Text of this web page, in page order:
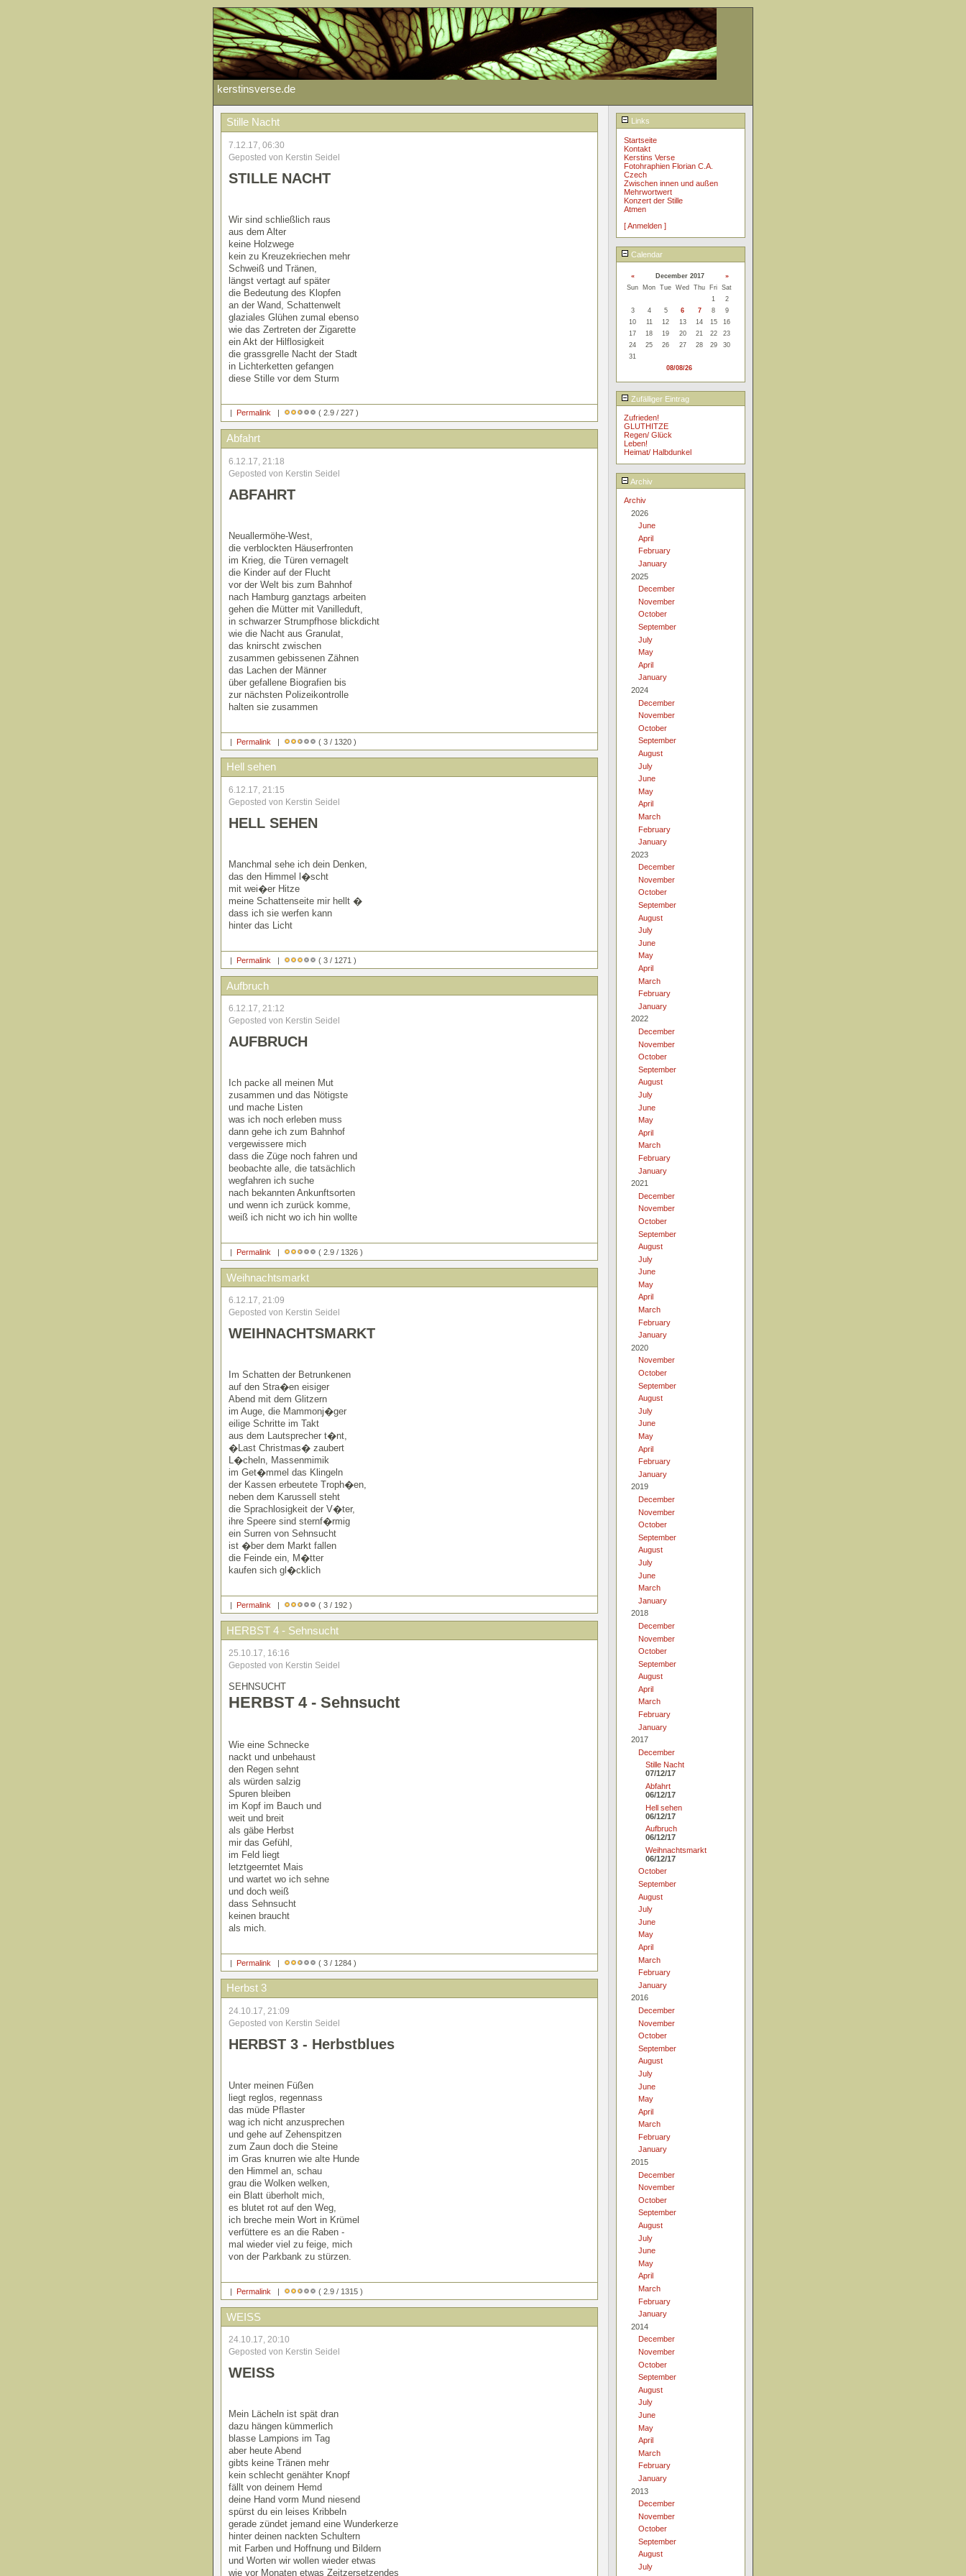
kerstinsverse.de
Links
Startseite
Kontakt
Kerstins Verse
Fotohraphien Florian C.A.
Czech
Zwischen innen und außen
Mehrwortwert
Konzert der Stille
Atmen
[ Anmelden ]
Calendar
« December 2017
»
Sun
Mon Tue Wed Thu Fri Sat
1
2
3
4 5 6 7 8
9
10
11 12 13 14 15
16
17
18 19 20 21 22
23
24
25 26 27 28 29
30
31
08/08/26
Zufälliger Eintrag
Zufrieden!
GLUTHITZE
Regen/ Glück
Leben!
Heimat/ Halbdunkel
Archiv
Archiv
2026
June
April
February
January
2025
December
November
October
September
July
May
April
January
2024
December
November
October
September
August
July
June
May
April
March
February
January
2023
December
November
October
September
August
July
June
May
April
March
February
January
2022
December
November
October
September
August
July
June
May
April
March
February
January
2021
December
November
October
September
August
July
June
May
April
March
February
January
2020
November
October
September
August
July
June
May
April
February
January
2019
December
November
October
September
August
July
June
March
January
2018
December
November
October
September
August
April
March
February
January
2017
December
Stille Nacht
07/12/17
Abfahrt
06/12/17
Hell sehen
06/12/17
Aufbruch
06/12/17
Weihnachtsmarkt
06/12/17
October
September
August
July
June
May
April
March
February
January
2016
December
November
October
September
August
July
June
May
April
March
February
January
2015
December
November
October
September
August
July
June
May
April
March
February
January
2014
December
November
October
September
August
July
June
May
April
March
February
January
2013
December
November
October
September
August
July
Stille Nacht
7.12.17, 06:30
Geposted von Kerstin Seidel
STILLE NACHT
Wir sind schließlich raus
aus dem Alter
keine Holzwege
kein zu Kreuzekriechen mehr
Schweiß und Tränen,
längst vertagt auf später
die Bedeutung des Klopfen
an der Wand, Schattenwelt
glaziales Glühen zumal ebenso
wie das Zertreten der Zigarette
ein Akt der Hilflosigkeit
die grassgrelle Nacht der Stadt
in Lichterketten gefangen
diese Stille vor dem Sturm
Permalink| ( 2.9 / 227 )
Abfahrt
6.12.17, 21:18
Geposted von Kerstin Seidel
ABFAHRT
Neuallermöhe-West,
die verblockten Häuserfronten
im Krieg, die Türen vernagelt
die Kinder auf der Flucht
vor der Welt bis zum Bahnhof
nach Hamburg ganztags arbeiten
gehen die Mütter mit Vanilleduft,
in schwarzer Strumpfhose blickdicht
wie die Nacht aus Granulat,
das knirscht zwischen
zusammen gebissenen Zähnen
das Lachen der Männer
über gefallene Biografien bis
zur nächsten Polizeikontrolle
halten sie zusammen
| Permalink | ( 3 / 1320 )
Hell sehen
6.12.17, 21:15
Geposted von Kerstin Seidel
HELL SEHEN
Manchmal sehe ich dein Denken,
das den Himmel l�scht
mit wei�er Hitze
meine Schattenseite mir hellt �
dass ich sie werfen kann
hinter das Licht
| Permalink | ( 3 / 1271 )
Aufbruch
6.12.17, 21:12
Geposted von Kerstin Seidel
AUFBRUCH
Ich packe all meinen Mut
zusammen und das Nötigste
und mache Listen
was ich noch erleben muss
dann gehe ich zum Bahnhof
vergewissere mich
dass die Züge noch fahren und
beobachte alle, die tatsächlich
wegfahren ich suche
nach bekannten Ankunftsorten
und wenn ich zurück komme,
weiß ich nicht wo ich hin wollte
| Permalink | ( 2.9 / 1326 )
Weihnachtsmarkt
6.12.17, 21:09
Geposted von Kerstin Seidel
WEIHNACHTSMARKT
Im Schatten der Betrunkenen
auf den Stra�en eisiger
Abend mit dem Glitzern
im Auge, die Mammonj�ger
eilige Schritte im Takt
aus dem Lautsprecher t�nt,
�Last Christmas� zaubert
L�cheln, Massenmimik
im Get�mmel das Klingeln
der Kassen erbeutete Troph�en,
neben dem Karussell steht
die Sprachlosigkeit der V�ter,
ihre Speere sind sternf�rmig
ein Surren von Sehnsucht
ist �ber dem Markt fallen
die Feinde ein, M�tter
kaufen sich gl�cklich
| Permalink | ( 3 / 192 )
HERBST 4 - Sehnsucht
25.10.17, 16:16
Geposted von Kerstin Seidel
SEHNSUCHT
HERBST 4 - Sehnsucht
Wie eine Schnecke
nackt und unbehaust
den Regen sehnt
als würden salzig
Spuren bleiben
im Kopf im Bauch und
weit und breit
als gäbe Herbst
mir das Gefühl,
im Feld liegt
letztgeerntet Mais
und wartet wo ich sehne
und doch weiß
dass Sehnsucht
keinen braucht
als mich.
| Permalink | ( 3 / 1284 )
Herbst 3
24.10.17, 21:09
Geposted von Kerstin Seidel
HERBST 3 - Herbstblues
Unter meinen Füßen
liegt reglos, regennass
das müde Pflaster
wag ich nicht anzusprechen
und gehe auf Zehenspitzen
zum Zaun doch die Steine
im Gras knurren wie alte Hunde
den Himmel an, schau
grau die Wolken welken,
ein Blatt überholt mich,
es blutet rot auf den Weg,
ich breche mein Wort in Krümel
verfüttere es an die Raben -
mal wieder viel zu feige, mich
von der Parkbank zu stürzen.
| Permalink | ( 2.9 / 1315 )
WEISS
24.10.17, 20:10
Geposted von Kerstin Seidel
WEISS
Mein Lächeln ist spät dran
dazu hängen kümmerlich
blasse Lampions im Tag
aber heute Abend
gibts keine Tränen mehr
kein schlecht genähter Knopf
fällt von deinem Hemd
deine Hand vorm Mund niesend
spürst du ein leises Kribbeln
gerade zündet jemand eine Wunderkerze
hinter deinen nackten Schultern
mit Farben und Hoffnung und Bildern
und Worten wir wollen wieder etwas
wie vor Monaten etwas Zeitzersetzendes